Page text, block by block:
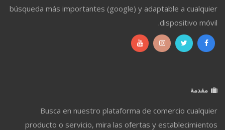
búsqueda más importantes (google) y adaptable a cualquier
dispositivo móvil.
مقدمة
Busca en nuestro plataforma de comercio cualquier
producto o servicio, mira las ofertas y establecimientos